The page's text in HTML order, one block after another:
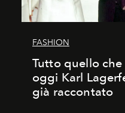
FASHION
Tutto quello
oggi Karl
già raccontato